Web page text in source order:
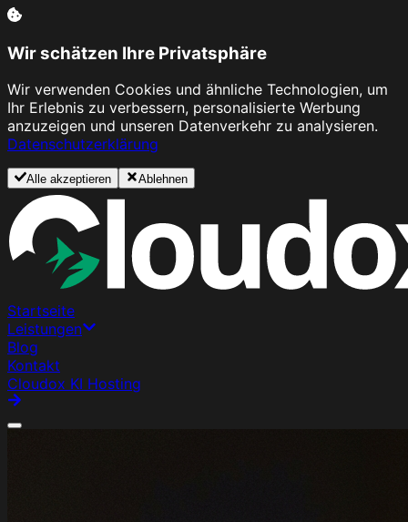
Wir schätzen Ihre Privatsphäre
Wir verwenden Cookies und ähnliche Technologien, um
Ihr Erlebnis zu verbessern, personalisierte Werbung
anzuzeigen und unseren Datenverkehr zu analysieren.
Datenschutzerklärung
Alle akzeptieren Ablehnen
Startseite
Leistungen
Blog
Kontakt
Cloudox KI Hosting